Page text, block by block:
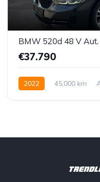
BMW 520d 48 V
€37.790
2022 45,000 km